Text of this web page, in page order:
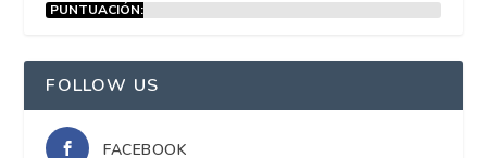
PUNTUACIÓN:
FOLLOW US
FACEBOOK